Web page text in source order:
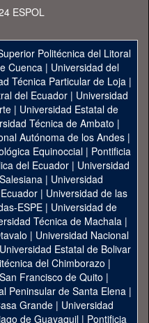
ESPOL
Politécnica del Litoral
Cuenca| Universidad del
Técnica Particular de Loja|
del Ecuador| Universidad
| Universidad Estatal de
Técnica de Ambato |
Autónoma de los Andes|
Equinoccial| Pontificia
del Ecuador | Universidad
| Universidad
| Universidad de las
ESPE | Universidad de
Técnica de Machala|
| Universidad Nacional
Universidad Estatal de Bolivar
del Chimborazo |
Francisco de Quito |
Peninsular de Santa Elena|
Grande | Universidad
de Guayaquil| Pontificia